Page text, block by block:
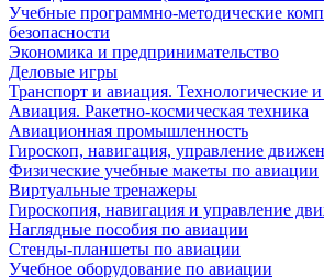
Учебные программно-методические
безопасности
Экономика и предпринимательство
Деловые игры
Транспорт и авиация. Технологические
Авиация. Ракетно-космическая техника
Авиационная промышленность
Гироскоп, навигация, управление
Физические учебные макеты по авиации
Виртуальные тренажеры
Гироскопия, навигация и управление
Наглядные пособия по авиации
Стенды-планшеты по авиации
Учебное оборудование по авиации